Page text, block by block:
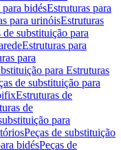
bidésEstruturas para
para urinóisEstruturas
de substituição para
Estruturas para
para
para Estruturas
de substituição para
Estruturas de
de
para
Peças de substituição
bidésPeças de